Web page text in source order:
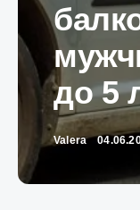
до 5
Valera